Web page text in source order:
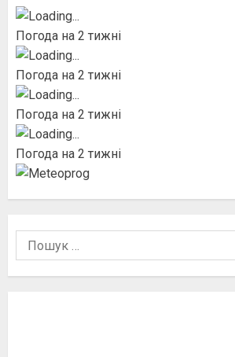
Погода на 2 тижні
Погода на 2 тижні
Погода на 2 тижні
Погода на 2 тижні
Пошук: